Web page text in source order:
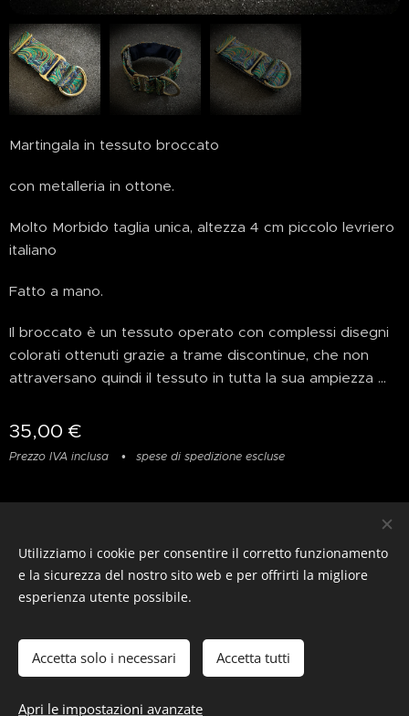
Martingala in tessuto broccato
con metalleria in ottone.
Molto Morbido taglia unica, altezza 4 cm piccolo levriero
italiano
Fatto a mano.
Il broccato è un tessuto operato con complessi disegni
colorati ottenuti grazie a trame discontinue, che non
attraversano quindi il tessuto in tutta la sua ampiezza ...
35,00 €
Prezzo IVA inclusa spese di spedizione escluse
Esaurito
© photostylist.it
- 2026 All rights reserved Cookies
Lingue
Utilizziamo i cookie per consentire il corretto funzionamento
e la sicurezza del nostro sito web e per offrirti la migliore
esperienza utente possibile.
Accetta solo i necessari Accetta tutti
Apri le impostazioni avanzate